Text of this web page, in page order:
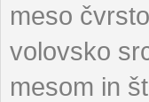
meso čvrsto
volovsko
mesom in